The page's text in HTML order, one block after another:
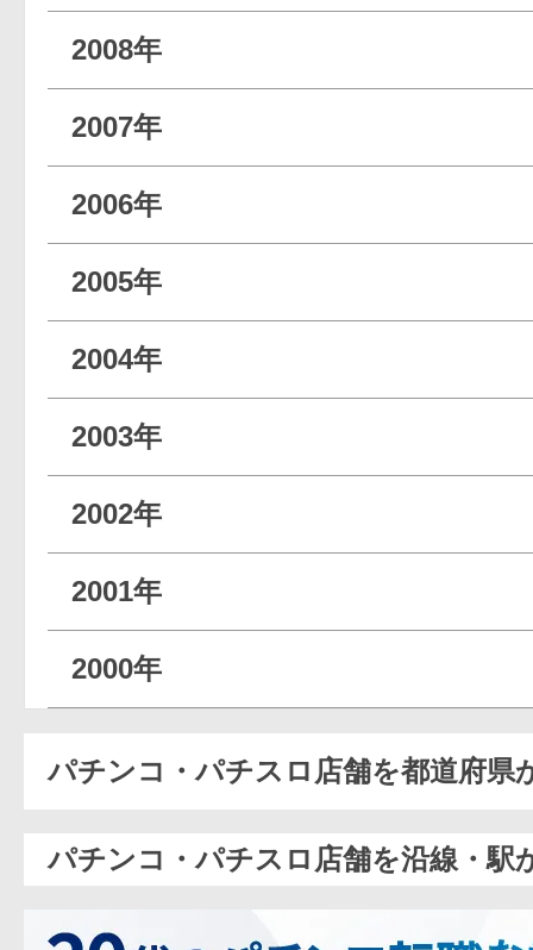
2008年
2007年
2006年
2005年
2004年
2003年
2002年
2001年
2000年
パチンコ・パチスロ店舗を都道府県
パチンコ・パチスロ店舗を沿線・駅